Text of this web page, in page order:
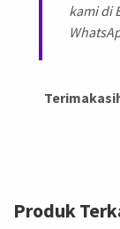
kami di
Produk